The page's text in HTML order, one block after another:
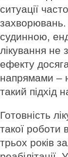
ситуації
судинною,
лікування не
ефекту
напрямами –
такий підхід
Готовність
такої роботи
трьох років